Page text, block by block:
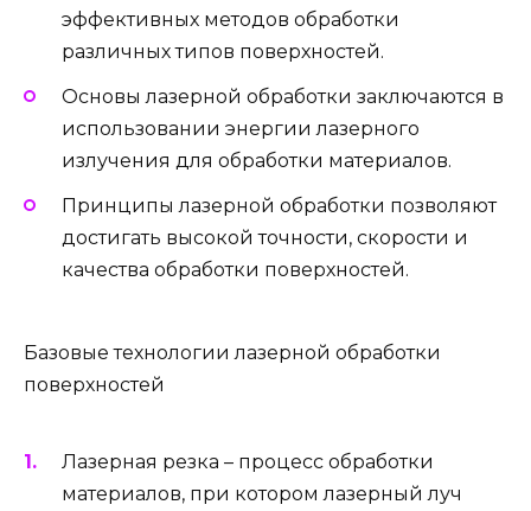
эффективных методов обработки
различных типов поверхностей.
Основы лазерной обработки заключаются в
использовании энергии лазерного
излучения для обработки материалов.
Принципы лазерной обработки позволяют
достигать высокой точности, скорости и
качества обработки поверхностей.
Базовые технологии лазерной обработки
поверхностей
Лазерная резка – процесс обработки
материалов, при котором лазерный луч